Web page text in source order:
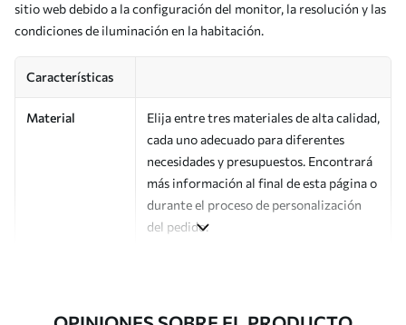
sitio web debido a la configuración del monitor, la resolución y las
condiciones de iluminación en la habitación.
Características
Material
Elija entre tres materiales de alta calidad,
cada uno adecuado para diferentes
necesidades y presupuestos. Encontrará
más información al final de esta página o
durante el proceso de personalización
del pedido.